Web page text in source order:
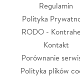
Regulamin
Polityka
RODO -
Kontakt
Porównanie
Polityka plików